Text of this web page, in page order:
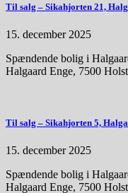
Til salg – Sikahjorten 21,
15. december 2025
Spændende bolig i
Halgaard Enge, 7500
Til salg – Sikahjorten 5,
15. december 2025
Spændende bolig i
Halgaard Enge, 7500